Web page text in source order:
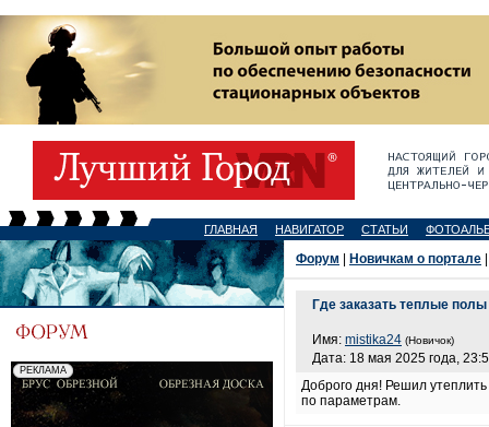
ГЛАВНАЯ НАВИГАТОР СТАТЬИ
Форум Новичкам о портале
Где заказать теплые полы
Имя: mistika24 (Новичок)
Дата: 18 мая 2025 года,
Доброго дня! Решил
по параметрам.